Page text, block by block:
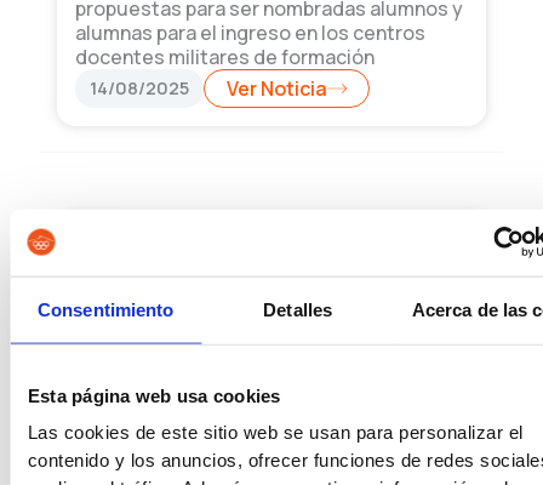
Consentimiento Detalles Acerca de las
Esta página web usa cookies
Las cookies de este sitio web se usan para personalizar el
contenido y los anuncios, ofrecer funciones de redes
propuestas para ser nombradas alumnos y
alumnas para el ingreso en los centros
docentes militares de formación
14/08/2025 Ver Noticia
Nota Informativa 2º Ciclo – Convocatoria
Tropa y Marinería 2025